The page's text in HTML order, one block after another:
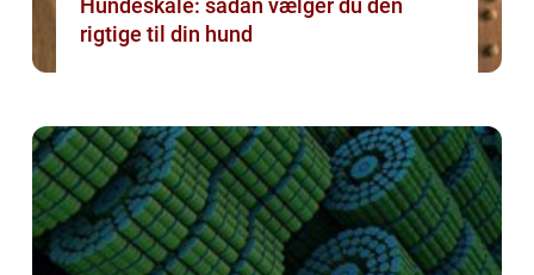
Hundeskåle: sådan vælger du den
rigtige til din hund